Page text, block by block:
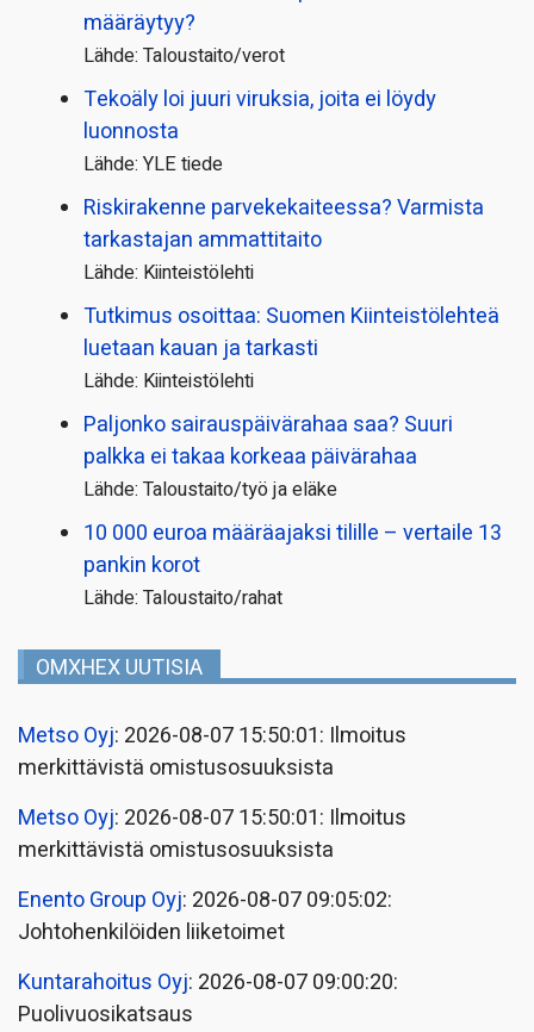
määräytyy?
Lähde: Taloustaito/verot
Tekoäly loi juuri viruksia, joita ei löydy
luonnosta
Lähde: YLE tiede
Riskirakenne parvekekaiteessa? Varmista
tarkastajan ammattitaito
Lähde: Kiinteistölehti
Tutkimus osoittaa: Suomen Kiinteistölehteä
luetaan kauan ja tarkasti
Lähde: Kiinteistölehti
Paljonko sairauspäivä­rahaa saa? Suuri
palkka ei takaa korkeaa päivärahaa
Lähde: Taloustaito/työ ja eläke
10 000 euroa määräajaksi tilille – vertaile 13
pankin korot
Lähde: Taloustaito/rahat
OMXHEX UUTISIA
Metso Oyj: 2026-08-07 15:50:01: Ilmoitus
merkittävistä omistusosuuksista
Metso Oyj: 2026-08-07 15:50:01: Ilmoitus
merkittävistä omistusosuuksista
Enento Group Oyj: 2026-08-07 09:05:02:
Johtohenkilöiden liiketoimet
Kuntarahoitus Oyj: 2026-08-07 09:00:20:
Puolivuosikatsaus